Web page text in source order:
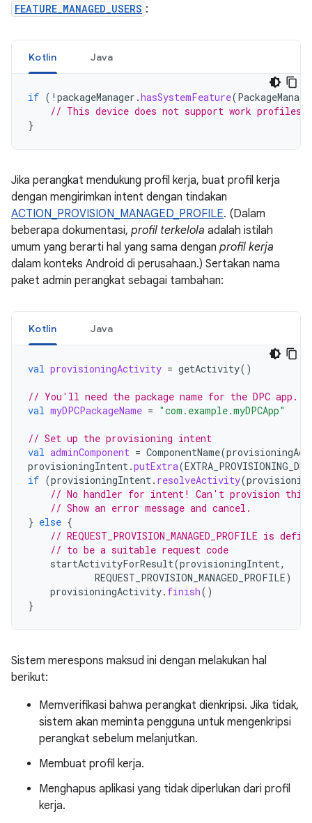
FEATURE_MANAGED_USERS :
Kotlin Java
if ( ! packageManager .hasSystemFeature(
// This device does not support work profiles!
}
Jika perangkat mendukung profil kerja, buat profil kerja
dengan mengirimkan intent dengan tindakan
ACTION_PROVISION_MANAGED_PROFILE. (Dalam
beberapa dokumentasi, profil terkelola adalah istilah
umum yang berarti hal yang sama dengan profil kerja
dalam konteks Android di perusahaan.) Sertakan nama
paket admin perangkat sebagai tambahan:
Kotlin Java
val provisioningActivity = getActivity()
// You'll need the package name for the DPC app.
val myDPCPackageName = "com.example.myDPCApp"
// Set up the provisioning intent
val adminComponent = ComponentName(
provisioningIntent.putExtra(
if (provisioningIntent. resolveActivity(
// No handler for intent! Can't provision this
// Show an error message and cancel.
} else {
// REQUEST_PROVISION_MANAGED_PROFILE is
// to be a suitable request code
startActivityForResult(provisioningIntent,
REQUEST_PROVISION_MANAGED_PROFILE)
provisioningActivity. finish()
}
Sistem merespons maksud ini dengan melakukan hal
berikut:
Memverifikasi bahwa perangkat dienkripsi. Jika tidak,
sistem akan meminta pengguna untuk mengenkripsi
perangkat sebelum melanjutkan.
Membuat profil kerja.
Menghapus aplikasi yang tidak diperlukan dari profil
kerja.